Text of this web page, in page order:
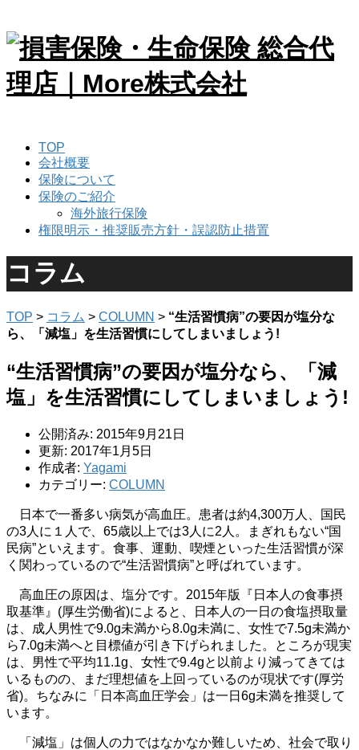
TOP
会社概要
保険について
保険のご紹介
海外旅行保険
権限明示・推奨販売方針・誤認防止措置
コラム
TOP > コラム > COLUMN > “生活習慣病”の要因が塩分な
ら、「減塩」を生活習慣にしてしまいましょう!
“生活習慣病”の要因が塩分なら、「減
塩」を生活習慣にしてしまいましょう!
公開済み: 2015年9月21日
更新: 2017年1月5日
作成者: Yagami
カテゴリー: COLUMN
日本で一番多い病気が高血圧。患者は約4,300万人、国民
の3人に１人で、65歳以上では3人に2人。まぎれもない“国
民病”といえます。食事、運動、喫煙といった生活習慣が深
く関わっているので“生活習慣病”と呼ばれています。
高血圧の原因は、塩分です。2015年版『日本人の食事摂
取基準』(厚生労働省)によると、日本人の一日の食塩摂取量
は、成人男性で9.0g未満から8.0g未満に、女性で7.5g未満か
ら7.0g未満へと目標値が引き下げられました。ところが現実
は、男性で平均11.1g、女性で9.4gと以前より減ってきては
いるものの、まだ理想値を上回っているのが現状です(厚労
省)。ちなみに「日本高血圧学会」は一日6g未満を推奨して
います。
「減塩」は個人の力ではなかなか難しいため、社会で取り